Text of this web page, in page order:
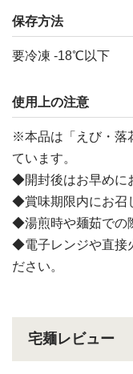
保存方法
要冷凍 -18℃以下
使用上の注意
※本品は「えび・落
ています。
◆開封後はお早めに
◆賞味期限内にお召
◆湯煎時や麺茹での
◆電子レンジや直接
ださい。
宅麺レビュー